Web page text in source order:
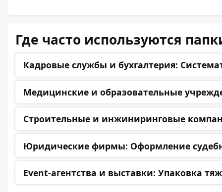
Где часто используются
Кадровые службы и бухгалтерия:
Медицинские и образовательные
Строительные и инжиниринговые
Юридические фирмы: Оформление
Event-агентства и выставки: Упаковка